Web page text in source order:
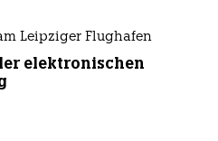
Leipziger Flughafen
elektronischen